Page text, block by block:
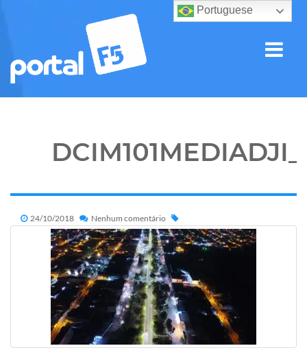
24/10/2018 Nenhum comentário
Portuguese